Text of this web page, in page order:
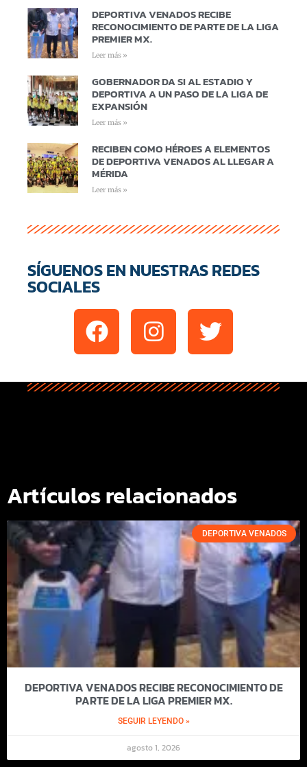
DEPORTIVA VENADOS RECIBE
RECONOCIMIENTO DE PARTE DE LA LIGA
PREMIER MX.
Leer más »
GOBERNADOR DA SI AL ESTADIO Y
DEPORTIVA A UN PASO DE LA LIGA DE
EXPANSIÓN
Leer más »
RECIBEN COMO HÉROES A ELEMENTOS
DE DEPORTIVA VENADOS AL LLEGAR A
MÉRIDA
Leer más »
SÍGUENOS EN NUESTRAS REDES
SOCIALES
Artículos relacionados
DEPORTIVA VENADOS
DEPORTIVA VENADOS RECIBE RECONOCIMIENTO DE
PARTE DE LA LIGA PREMIER MX.
SEGUIR LEYENDO »
agosto 1, 2026